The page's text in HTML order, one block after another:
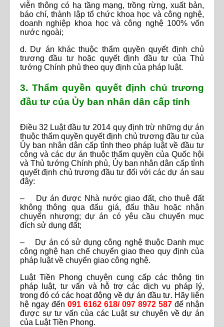
viễn thông có hạ tầng mạng, trồng rừng, xuất bản,
báo chí, thành lập tổ chức khoa học và công nghệ,
doanh nghiệp khoa học và công nghệ 100% vốn
nước ngoài;
d. Dự án khác thuộc thẩm quyền quyết định chủ
trương đầu tư hoặc quyết định đầu tư của Thủ
tướng Chính phủ theo quy định của pháp luật.
3. Thẩm quyền quyết định chủ trương
đầu tư của Ủy ban nhân dân cấp tỉnh
Điều 32 Luật đầu tư 2014 quy định trừ những dự án
thuộc thẩm quyền quyết định chủ trương đầu tư của
Ủy ban nhân dân cấp tỉnh theo pháp luật về đầu tư
công và các dự án thuộc thẩm quyền của Quốc hội
và Thủ tướng Chính phủ, Ủy ban nhân dân cấp tỉnh
quyết định chủ trương đầu tư đối với các dự án sau
đây:
– Dự án được Nhà nước giao đất, cho thuê đất
không thông qua đấu giá, đấu thầu hoặc nhận
chuyển nhượng; dự án có yêu cầu chuyển mục
đích sử dụng đất;
– Dự án có sử dụng công nghệ thuộc Danh mục
công nghệ hạn chế chuyển giao theo quy định của
pháp luật về chuyển giao công nghệ.
Luật Tiền Phong chuyên cung cấp các thông tin
pháp luật, tư vấn và hỗ trợ các dịch vụ pháp lý,
trong đó có các hoạt động về dự án đầu tư. Hãy liên
hệ ngay đến 091 6162 618/ 097 8972 587 để nhận
được sự tư vấn của các Luật sư chuyên về dự án
của Luật Tiền Phong.